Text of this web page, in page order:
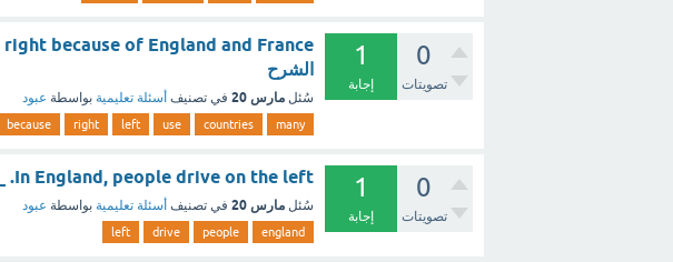
0
تصويتات
1
إجابة
الشرح
سُئل مارس 20 في تصنيف أسئلة تعليمية بواسطة عبود
many
countries
use
left
right
because
0
تصويتات
1
إجابة
In England, people drive on the left. _ ؟ - مع الشرح
سُئل مارس 20 في تصنيف أسئلة تعليمية بواسطة عبود
england
people
drive
left